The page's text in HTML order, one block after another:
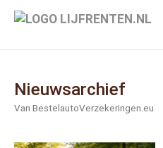
naar
Nieuwsarchief
Van BestelautoVerzekeringen.eu